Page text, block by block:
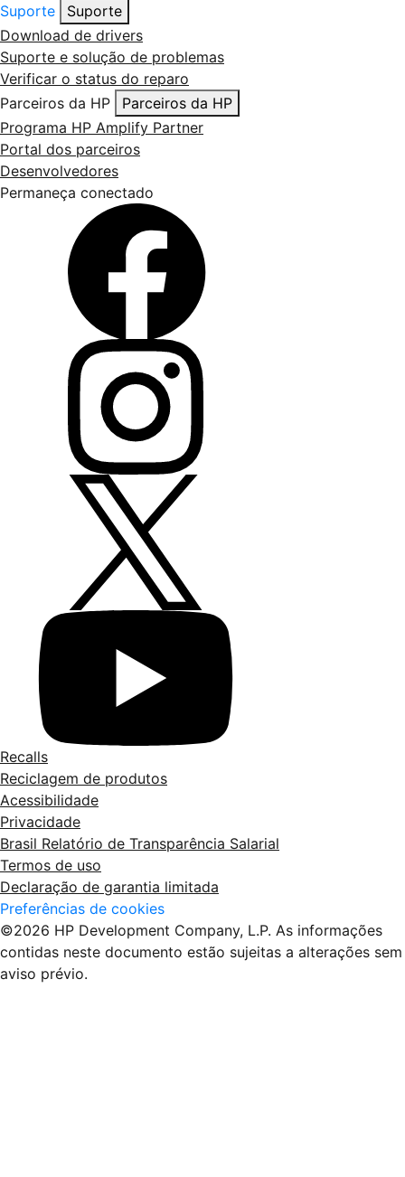
Suporte
Suporte
Download de drivers
Suporte e solução de problemas
Verificar o status do reparo
Parceiros da HP
Parceiros da HP
Programa HP Amplify Partner
Portal dos parceiros
Desenvolvedores
Permaneça conectado
Recalls
Reciclagem de produtos
Acessibilidade
Privacidade
Brasil Relatório de Transparência Salarial
Termos de uso
Declaração de garantia limitada
Preferências de cookies
©2026 HP Development Company, L.P. As informações
contidas neste documento estão sujeitas a alterações sem
aviso prévio.